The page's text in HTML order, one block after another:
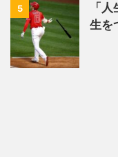
5
「
生を